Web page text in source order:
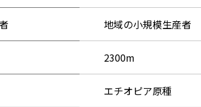
地域の小規模生産者
2300m
エチオピア原種